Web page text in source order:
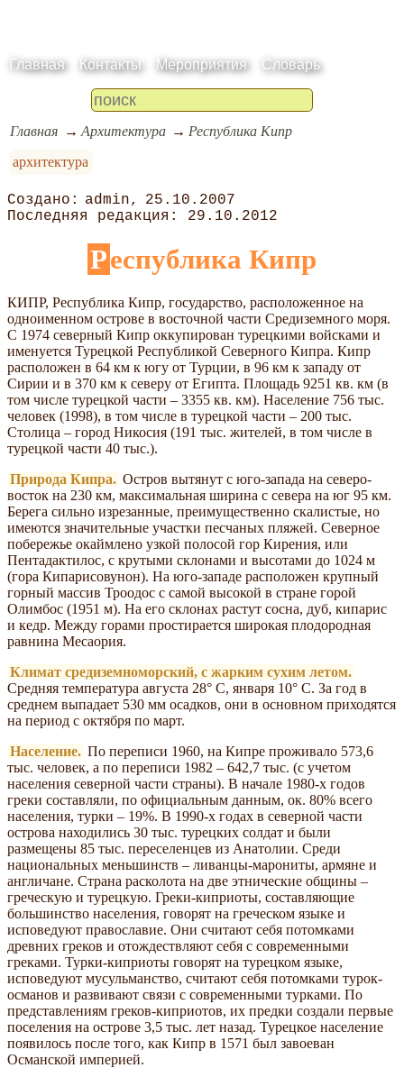
Главная Контакты Мероприятия Словарь
Главная Архитектура
Республика Кипр
архитектура
admin
25.10.2007
29.10.2012
Республика Кипр
КИПР, Республика Кипр, государство, расположенное на
одноименном острове в восточной части Средиземного моря.
С 1974 северный Кипр оккупирован турецкими войсками и
именуется Турецкой Республикой Северного Кипра. Кипр
расположен в 64 км к югу от Турции, в 96 км к западу от
Сирии и в 370 км к северу от Египта. Площадь 9251 кв. км (в
том числе турецкой части – 3355 кв. км). Население 756 тыс.
человек (1998), в том числе в турецкой части – 200 тыс.
Столица – город Никосия (191 тыс. жителей, в том числе в
турецкой части 40 тыс.).
Природа Кипра. Остров вытянут с юго-запада на северо-
восток на 230 км, максимальная ширина с севера на юг 95 км.
Берега сильно изрезанные, преимущественно скалистые, но
имеются значительные участки песчаных пляжей. Северное
побережье окаймлено узкой полосой гор Кирения, или
Пентадактилос, с крутыми склонами и высотами до 1024 м
(гора Кипарисовунон). На юго-западе расположен крупный
горный массив Троодос с самой высокой в стране горой
Олимбос (1951 м). На его склонах растут сосна, дуб, кипарис
и кедр. Между горами простирается широкая плодородная
равнина Месаория.
Климат средиземноморский, с жарким сухим летом.
Средняя температура августа 28° С, января 10° С. За год в
среднем выпадает 530 мм осадков, они в основном приходятся
на период с октября по март.
Население. По переписи 1960, на Кипре проживало 573,6
тыс. человек, а по переписи 1982 – 642,7 тыс. (с учетом
населения северной части страны). В начале 1980-х годов
греки составляли, по официальным данным, ок. 80% всего
населения, турки – 19%. В 1990-х годах в северной части
острова находились 30 тыс. турецких солдат и были
размещены 85 тыс. переселенцев из Анатолии. Среди
национальных меньшинств – ливанцы-марониты, армяне и
англичане. Страна расколота на две этнические общины –
греческую и турецкую. Греки-киприоты, составляющие
большинство населения, говорят на греческом языке и
исповедуют православие. Они считают себя потомками
древних греков и отождествляют себя с современными
греками. Турки-киприоты говорят на турецком языке,
исповедуют мусульманство, считают себя потомками турок-
османов и развивают связи с современными турками. По
представлениям греков-киприотов, их предки создали первые
поселения на острове 3,5 тыс. лет назад. Турецкое население
появилось после того, как Кипр в 1571 был завоеван
Османской империей.